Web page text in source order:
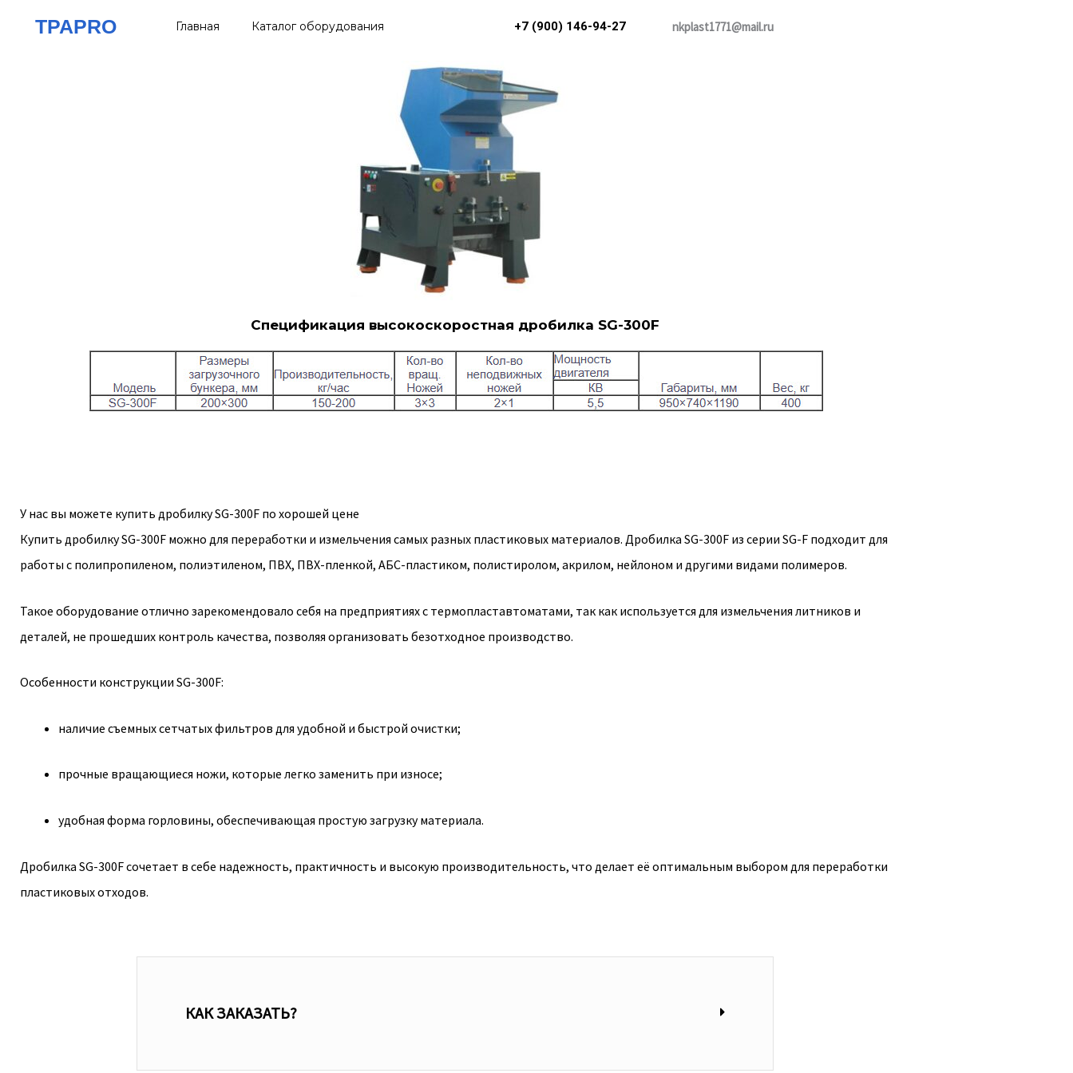
TPAPRO Главная Каталог оборудования +7 (900) 146-94-27 nkplast1771@mail.ru
Спецификация высокоскоростная дробилка SG-300F
У нас вы можете купить дробилку SG-300F по хорошей цене
Купить дробилку SG-300F можно для переработки и измельчения самых разных пластиковых материалов. Дробилка SG-300F из серии SG-F подходит для
работы с полипропиленом, полиэтиленом, ПВХ, ПВХ-пленкой, АБС-пластиком, полистиролом, акрилом, нейлоном и другими видами полимеров.
Такое оборудование отлично зарекомендовало себя на предприятиях с термопластавтоматами, так как используется для измельчения литников и
деталей, не прошедших контроль качества, позволяя организовать безотходное производство.
Особенности конструкции SG-300F:
наличие съемных сетчатых фильтров для удобной и быстрой очистки;
прочные вращающиеся ножи, которые легко заменить при износе;
удобная форма горловины, обеспечивающая простую загрузку материала.
Дробилка SG-300F сочетает в себе надежность, практичность и высокую производительность, что делает её оптимальным выбором для переработки
пластиковых отходов.
КАК ЗАКАЗАТЬ?